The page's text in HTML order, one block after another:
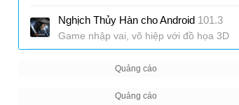
fantasy
Nghịch Thủy Hàn cho Android 101.3
Game nhập vai, võ hiệp với đồ họa 3D
tân tiến